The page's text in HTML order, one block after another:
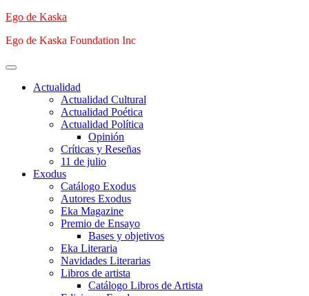
Saltar
contenido
Ego de Kaska
Ego de Kaska Foundation Inc
Menú
principalActualidad
Actualidad Cultural
Actualidad Poética
Actualidad Política
Opinión
Críticas y Reseñas
11 de julio
Exodus
Catálogo Exodus
Autores Exodus
Eka Magazine
Premio de Ensayo
Bases y objetivos
Eka Literaria
Navidades Literarias
Libros de artista
Catálogo Libros de Artista